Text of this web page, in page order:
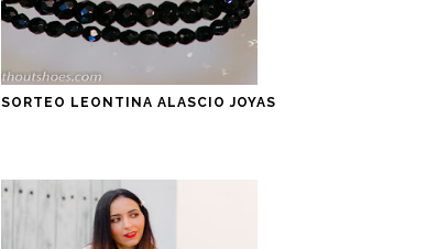
SORTEO LEONTINA ALASCIO JOYAS